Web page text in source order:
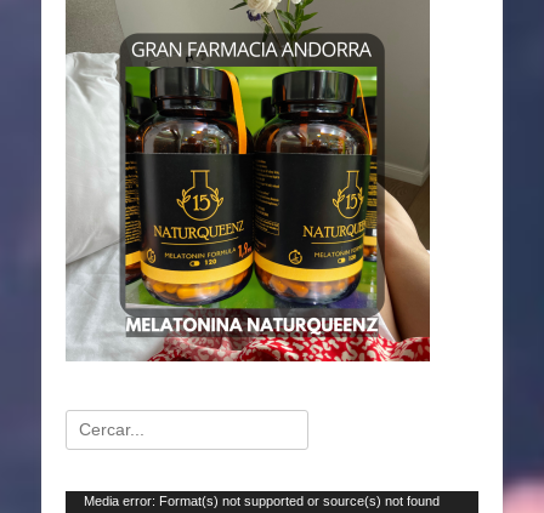
Buscar:
Reproductor
Media error: Format(s) not supported or source(s) not found